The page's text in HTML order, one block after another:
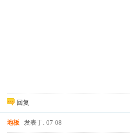
回复
地板 发表于: 07-08